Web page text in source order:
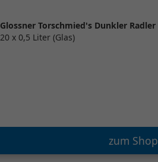
Glossner Torschmied's Dunkler Radler
20 x 0,5 Liter (Glas)
zum Shop